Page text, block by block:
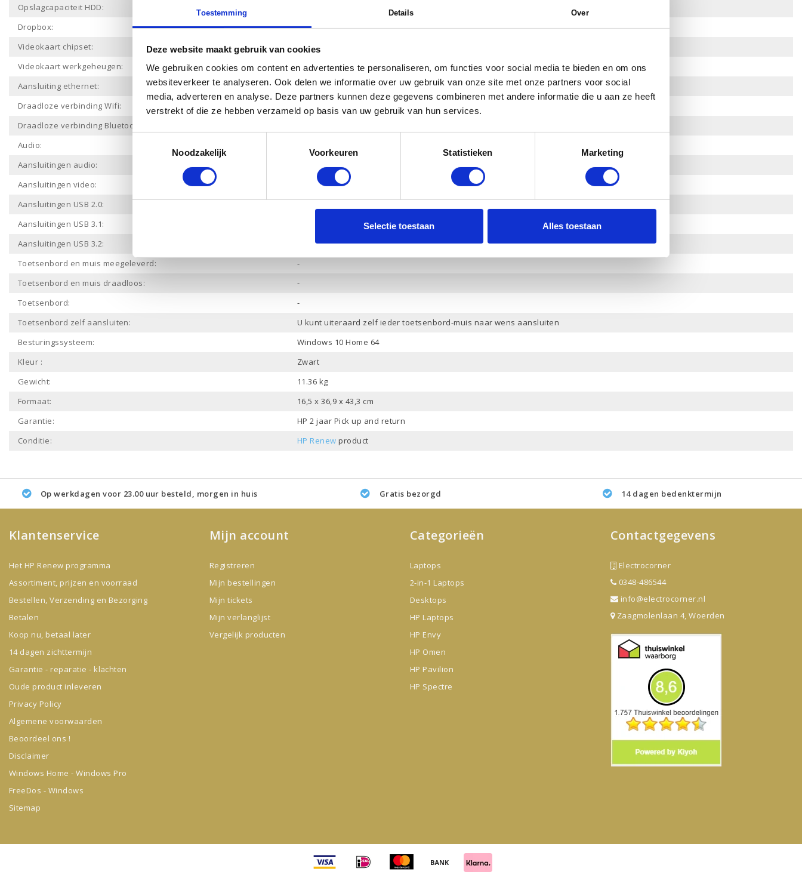
Toestemming Details Over
Deze website maakt gebruik van cookies
We gebruiken cookies om content en advertenties te personaliseren, om functies voor social media te bieden en om ons
websiteverkeer te analyseren. Ook delen we informatie over uw gebruik van onze site met onze partners voor social
media, adverteren en analyse. Deze partners kunnen deze gegevens combineren met andere informatie die u aan ze heeft
verstrekt of die ze hebben verzameld op basis van uw gebruik van hun services.
Noodzakelijk
Voorkeuren Statistieken Marketing
Selectie toestaan Alles toestaan
Opslagcapaciteit HDD:
Dropbox:
Ja
Videokaart chipset:
NVIDIA GeForce RTX 2060
Videokaart werkgeheugen:
6 Gb
Aansluiting ethernet:
Ja
Draadloze verbinding Wifi:
Ja
Draadloze verbinding Bluetooth:
Audio:
Aansluitingen audio:
Hoofdtelefoon-Microfoon combo / Audio in / Audio uit / Microfoon in
Aansluitingen video:
DisplayPort / HDMI 2.0 / DVI
Aansluitingen USB 2.0:
Aansluitingen USB 3.1:
Aansluitingen USB 3.2:
Toetsenbord en muis meegeleverd:
-
Toetsenbord en muis draadloos:
-
Toetsenbord:
-
Toetsenbord zelf aansluiten:
U kunt uiteraard zelf ieder toetsenbord-muis naar wens aansluiten
Besturingssysteem:
Windows 10 Home 64
Kleur :
Zwart
Gewicht:
11.36 kg
Formaat:
16,5 x 36,9 x 43,3 cm
Garantie:
HP 2 jaar Pick up and return
Conditie:
HP Renew product
Op werkdagen voor 23.00 uur besteld, morgen in huis Gratis bezorgd 14 dagen bedenktermijn
Klantenservice
Het HP Renew programma
Assortiment, prijzen en voorraad
Bestellen, Verzending en Bezorging
Betalen
Koop nu, betaal later
14 dagen zichttermijn
Garantie - reparatie - klachten
Oude product inleveren
Privacy Policy
Algemene voorwaarden
Beoordeel ons !
Disclaimer
Windows Home - Windows Pro
FreeDos - Windows
Sitemap
Mijn account
Registreren
Mijn bestellingen
Mijn tickets
Mijn verlanglijst
Vergelijk producten
Categorieën
Laptops
2-in-1 Laptops
Desktops
HP Laptops
HP Envy
HP Omen
HP Pavilion
HP Spectre
Contactgegevens
Electrocorner
0348-486544
info@electrocorner.nl
Zaagmolenlaan 4, Woerden